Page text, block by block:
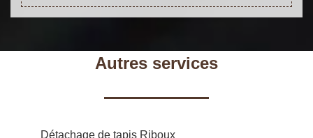
Autres services
Détachage de tapis Riboux